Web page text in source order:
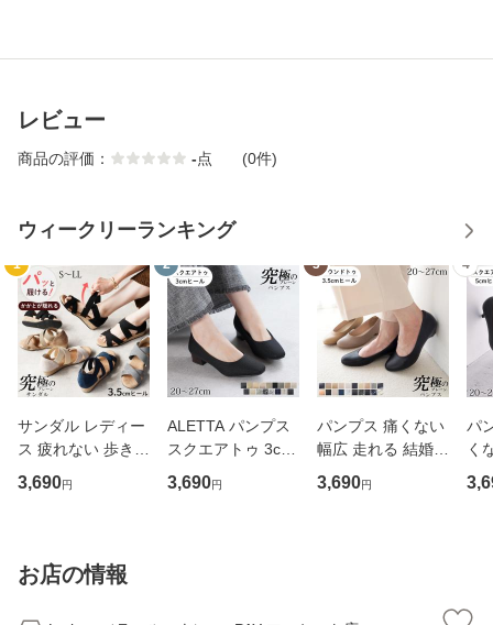
レビュー
商品の評価： -点 (0件)
ウィークリーランキング
1
サンダル レディー
ス 疲れない 歩きや
すい もちもちクッ
ション ゴムサンダ
ディース ジュート
ブラッ
3,690円
2
ALETTA パンプス
スクエアトゥ 3cm
ヒール チャンキー
ヒール レディース
3,690円
3
パンプス 痛くない
幅広 走れる 結婚式
黒 ぺたんこ ラウン
ドトゥ 3.5cm ロー
3,690円
4
パ
く
黒
cm
お店の情報